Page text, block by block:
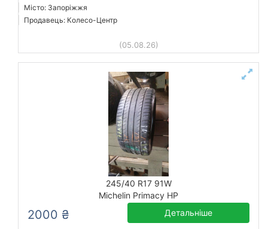
Місто: Запоріжжя
Продавець: Колесо-Центр
(05.08.26)
245/40 R17 91W
Michelin Primacy HP
2000 ₴ Детальніше